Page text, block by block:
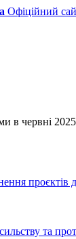
Офіційний
в червні
проєктів
та